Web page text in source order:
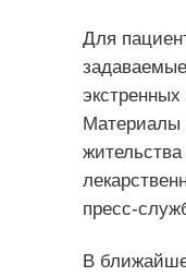
Для
Материалы
пресс-
В